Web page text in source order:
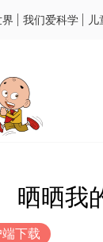
我们爱科学 儿
晒晒我
下载